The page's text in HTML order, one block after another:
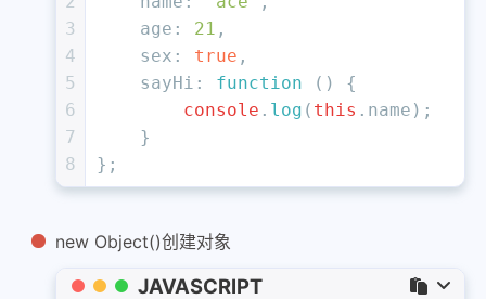
3
4
5
6
7
8
age : 21 ,
sex : true ,
sayHi : function ( ) {
console . log ( this . name );
    }
};
new Object()创建对象
JAVASCRIPT